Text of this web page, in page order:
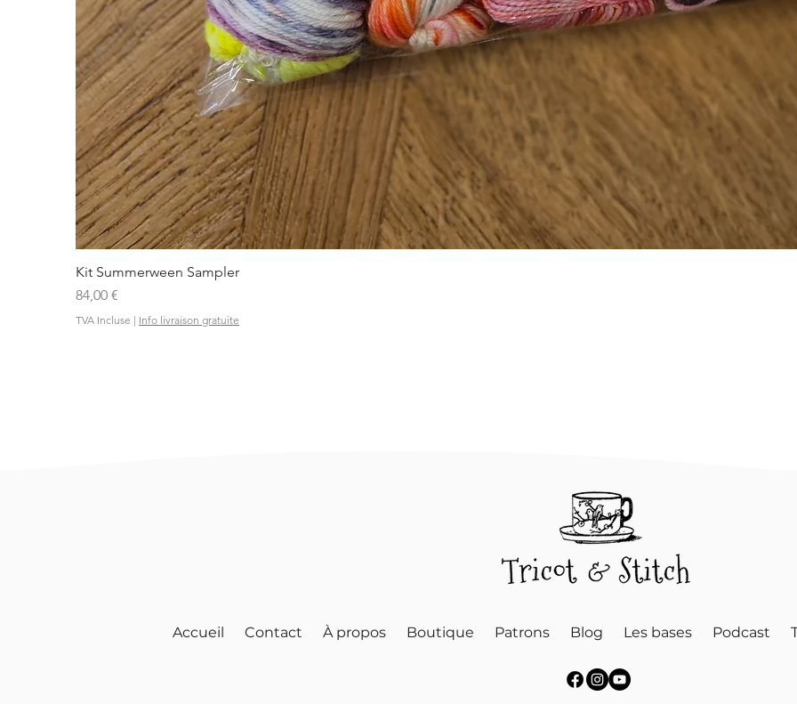
Kit Summerween Sampler
Prix
84,00 €
TVA Incluse | Info livraison gratuite
Accueil Contact À propos Boutique Patrons Blog Les bases Podcast